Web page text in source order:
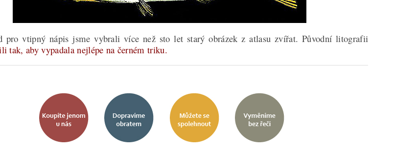
pro vtipný nápis jsme vybrali více než sto let starý obrázek z atlasu zvířat. Původní litografii
tak, aby vypadala nejlépe na černém triku.